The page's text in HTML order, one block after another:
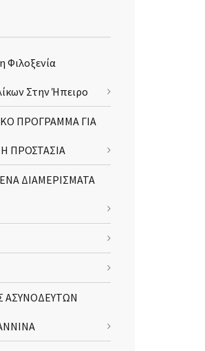
Φιλοξενία
Στην Ήπειρο
ΠΡΟΓΡΑΜΜΑ ΓΙΑ
ΠΡΟΣΤΑΣΙΑ
ΔΙΑΜΕΡΙΣΜΑΤΑ
ΑΣΥΝΟΔΕΥΤΩΝ